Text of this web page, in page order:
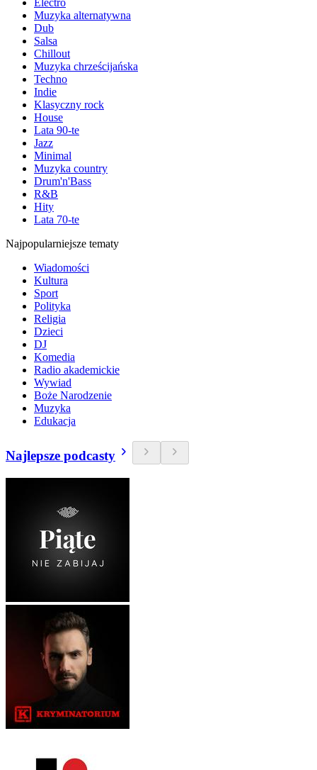
Electro
Muzyka alternatywna
Dub
Salsa
Chillout
Muzyka chrześcijańska
Techno
Indie
Klasyczny rock
House
Lata 90-te
Jazz
Minimal
Muzyka country
Drum'n'Bass
R&B
Hity
Lata 70-te
Najpopularniejsze tematy
Wiadomości
Kultura
Sport
Polityka
Religia
Dzieci
DJ
Komedia
Radio akademickie
Wywiad
Boże Narodzenie
Muzyka
Edukacja
Najlepsze podcasty